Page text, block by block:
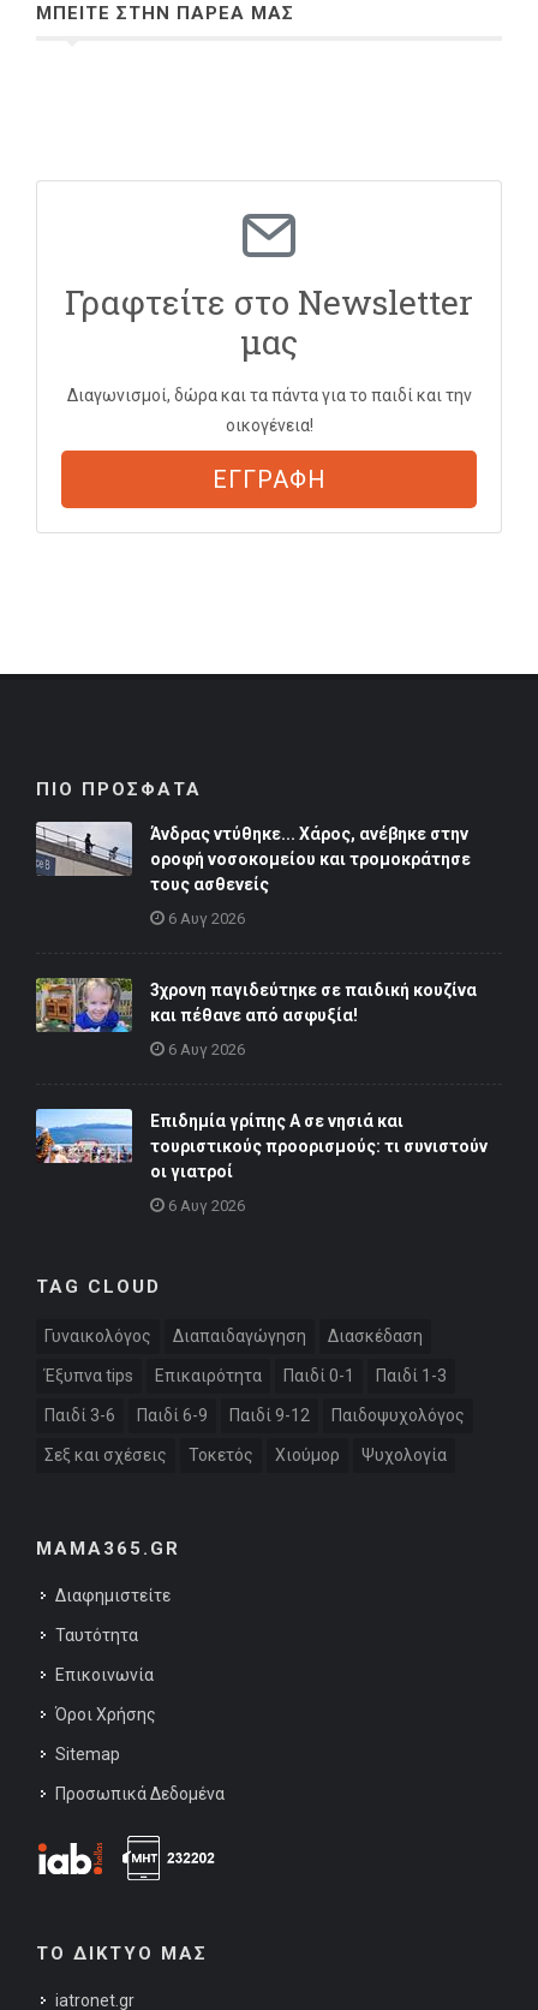
ΜΠΕΙΤΕ ΣΤΗΝ ΠΑΡΕΑ ΜΑΣ
Γραφτείτε στο Newsletter
μας
Διαγωνισμοί, δώρα και τα πάντα για το παιδί και την
οικογένεια!
ΕΓΓΡΑΦΗ
ΠΙΟ ΠΡΟΣΦΑΤΑ
Άνδρας ντύθηκε... Χάρος, ανέβηκε στην
οροφή νοσοκομείου και τρομοκράτησε
τους ασθενείς
6 Αυγ 2026
3χρονη παγιδεύτηκε σε παιδική κουζίνα
και πέθανε από ασφυξία!
6 Αυγ 2026
Επιδημία γρίπης Α σε νησιά και
τουριστικούς προορισμούς: τι συνιστούν
οι γιατροί
6 Αυγ 2026
TAG CLOUD
Γυναικολόγος Διαπαιδαγώγηση Διασκέδαση
Έξυπνα tips Επικαιρότητα Παιδί 0-1 Παιδί 1-3
Παιδί 3-6 Παιδί 6-9 Παιδί 9-12 Παιδοψυχολόγος
Σεξ και σχέσεις Τοκετός Χιούμορ Ψυχολογία
MAMA365.GR
Διαφημιστείτε
Ταυτότητα
Επικοινωνία
Όροι Χρήσης
Sitemap
Προσωπικά Δεδομένα
ΤΟ ΔΙΚΤΥΟ ΜΑΣ
iatronet.gr